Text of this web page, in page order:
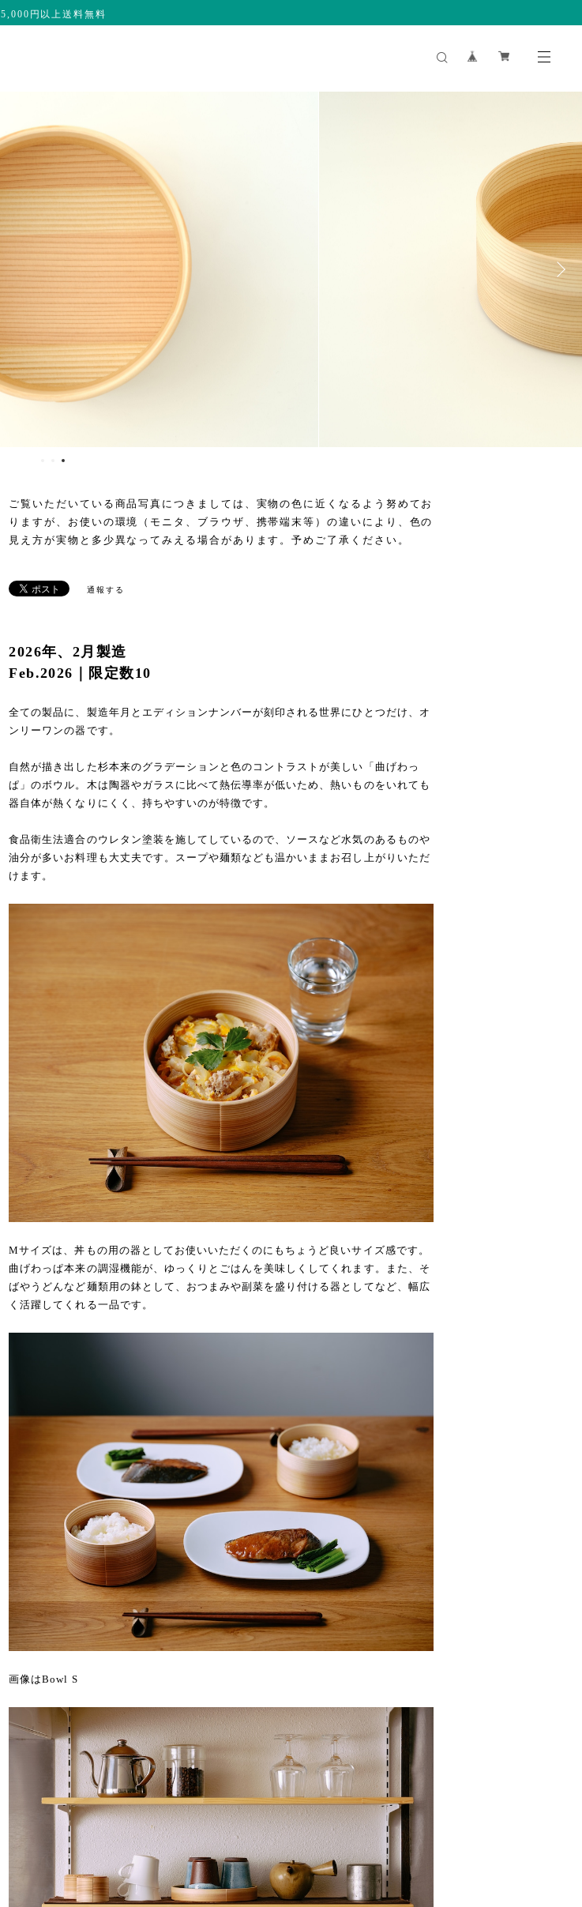
5,000円以上送料無料
ご覧いただいている商品写真につきましては、実物の色に近くなるよう努めてお
りますが、お使いの環境（モニタ、ブラウザ、携帯端末等）の違いにより、色の
見え方が実物と多少異なってみえる場合があります。予めご了承ください。
通報する
2026年、2月製造
Feb.2026｜限定数10
全ての製品に、製造年月とエディションナンバーが刻印される世界にひとつだけ、オ
ンリーワンの器です。
自然が描き出した杉本来のグラデーションと色のコントラストが美しい「曲げわっ
ぱ」のボウル。木は陶器やガラスに比べて熱伝導率が低いため、熱いものをいれても
器自体が熱くなりにくく、持ちやすいのが特徴です。
食品衛生法適合のウレタン塗装を施してしているので、ソースなど水気のあるものや
油分が多いお料理も大丈夫です。スープや麺類なども温かいままお召し上がりいただ
けます。
Mサイズは、丼もの用の器としてお使いいただくのにもちょうど良いサイズ感です。
曲げわっぱ本来の調湿機能が、ゆっくりとごはんを美味しくしてくれます。また、そ
ばやうどんなど麺類用の鉢として、おつまみや副菜を盛り付ける器としてなど、幅広
く活躍してくれる一品です。
画像はBowl S